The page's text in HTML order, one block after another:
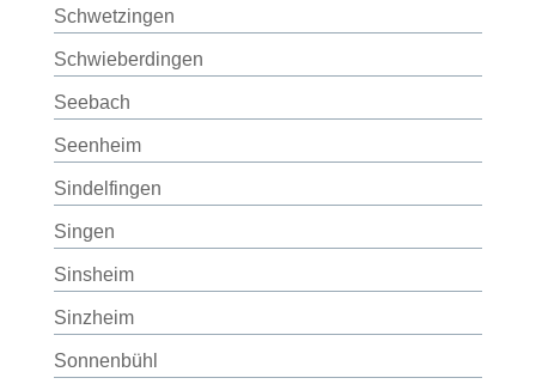
Schwetzingen
Schwieberdingen
Seebach
Seenheim
Sindelfingen
Singen
Sinsheim
Sinzheim
Sonnenbühl